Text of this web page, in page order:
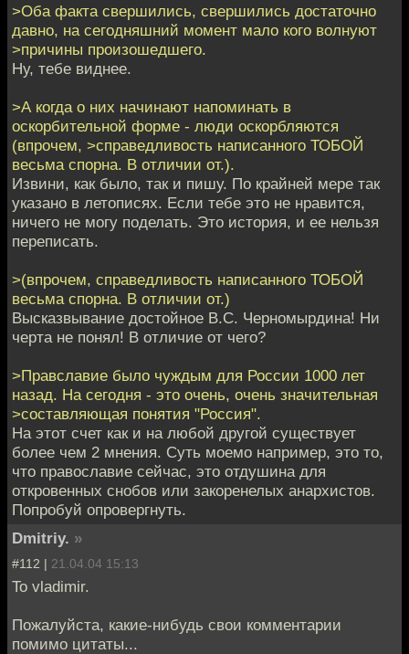
>Оба факта свершились, свершились достаточно
давно, на сегодняшний момент мало кого волнуют
>причины произошедшего.
Ну, тебе виднее.
>А когда о них начинают напоминать в
оскорбительной форме - люди оскорбляются
(впрочем, >справедливость написанного ТОБОЙ
весьма спорна. В отличии от.).
Извини, как было, так и пишу. По крайней мере так
указано в летописях. Если тебе это не нравится,
ничего не могу поделать. Это история, и ее нельзя
переписать.
>(впрочем, справедливость написанного ТОБОЙ
весьма спорна. В отличии от.)
Высказвывание достойное В.С. Черномырдина! Ни
черта не понял! В отличие от чего?
>Правславие было чуждым для России 1000 лет
назад. На сегодня - это очень, очень значительная
>составляющая понятия "Россия".
На этот счет как и на любой другой существует
более чем 2 мнения. Суть моемо например, это то,
что православие сейчас, это отдушина для
откровенных снобов или закоренелых анархистов.
Попробуй опровергнуть.
Dmitriy. »
#112 | 21.04.04 15:13
To vladimir.
Пожалуйста, какие-нибудь свои комментарии
помимо цитаты...